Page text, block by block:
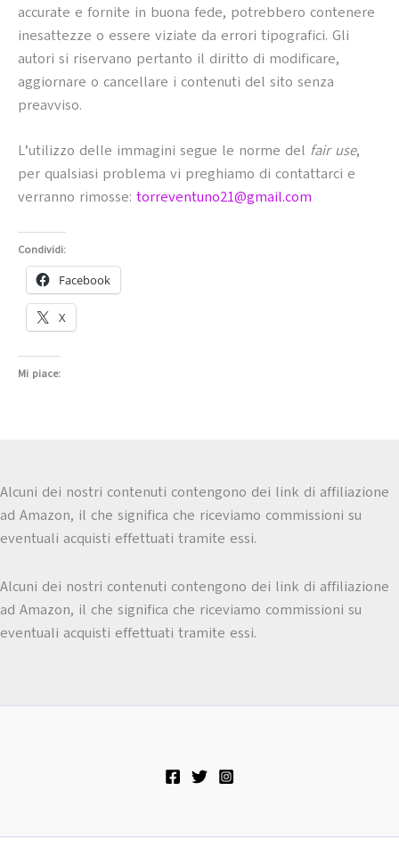
accurate e fornite in buona fede, potrebbero contenere
inesattezze o essere viziate da errori tipografici. Gli
autori si riservano pertanto il diritto di modificare,
aggiornare o cancellare i contenuti del sito senza
preavviso.
L’utilizzo delle immagini segue le norme del fair use,
per qualsiasi problema vi preghiamo di contattarci e
verranno rimosse: torreventuno21@gmail.com
Condividi:
Facebook
X
Mi piace:
Alcuni dei nostri contenuti contengono dei link di affiliazione
ad Amazon, il che significa che riceviamo commissioni su
eventuali acquisti effettuati tramite essi.
Alcuni dei nostri contenuti contengono dei link di affiliazione
ad Amazon, il che significa che riceviamo commissioni su
eventuali acquisti effettuati tramite essi.